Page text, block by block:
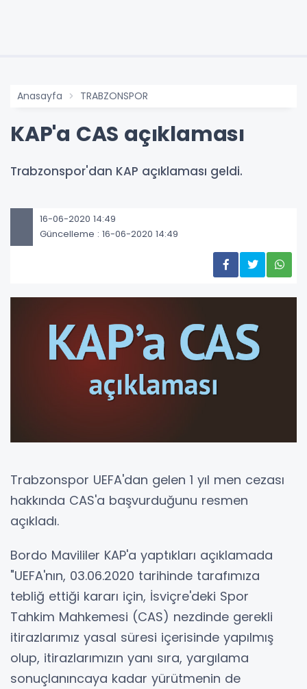
Anasayfa TRABZONSPOR
KAP'a CAS açıklaması
Trabzonspor'dan KAP açıklaması geldi.
16-06-2020 14:49
Güncelleme : 16-06-2020 14:49
Trabzonspor UEFA'dan gelen 1 yıl men cezası
hakkında CAS'a başvurduğunu resmen
açıkladı.
Bordo Mavililer KAP'a yaptıkları açıklamada
"UEFA'nın, 03.06.2020 tarihinde tarafımıza
tebliğ ettiği kararı için, İsviçre'deki Spor
Tahkim Mahkemesi (CAS) nezdinde gerekli
itirazlarımız yasal süresi içerisinde yapılmış
olup, itirazlarımızın yanı sıra, yargılama
sonuçlanıncaya kadar yürütmenin de